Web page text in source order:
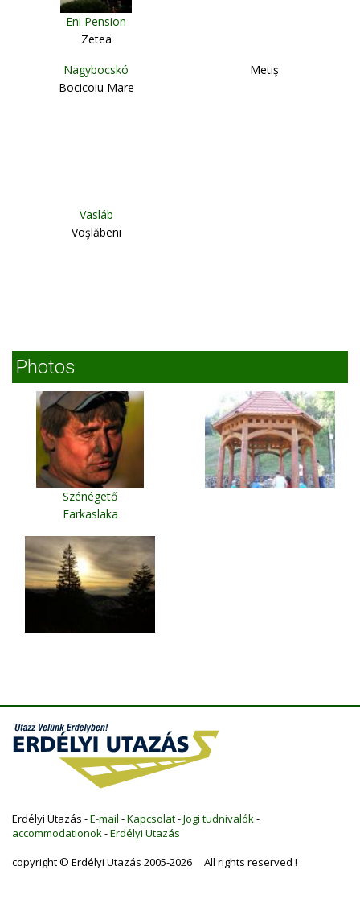
Eni Pension
Zetea
Nagybocskó
Bocicoiu Mare
Metiş
Vasláb
Voşlăbeni
Photos
Szénégető
Farkaslaka
Erdélyi Utazás -E-mail -Kapcsolat-Jogi tudnivalók-
accommodationok-Erdélyi Utazás
copyright © Erdélyi Utazás 2005-2026 All rights reserved !